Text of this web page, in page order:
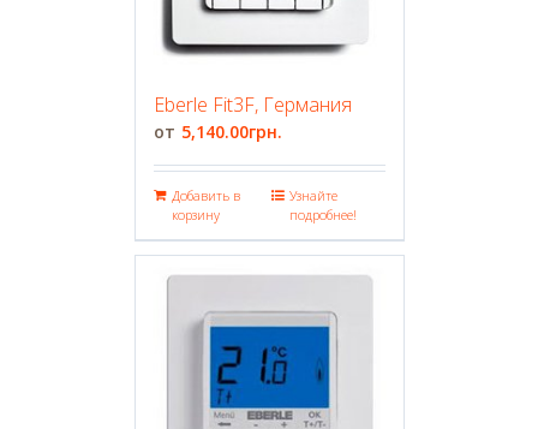
Eberle Fit3F, Германия
5,140.00грн.
Добавить в
корзину
Узнайте
подробнее!